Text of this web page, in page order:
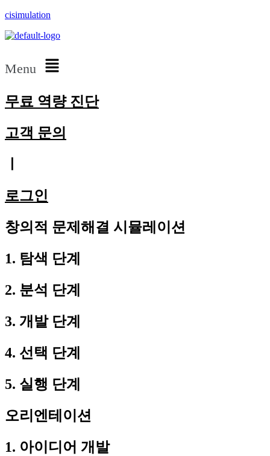
cisimulation
Menu
무료 역량 진단
고객 문의
로그인
창의적 문제해결 시뮬레이션
1. 탐색 단계
2. 분석 단계
3. 개발 단계
4. 선택 단계
5. 실행 단계
오리엔테이션
1. 아이디어 개발